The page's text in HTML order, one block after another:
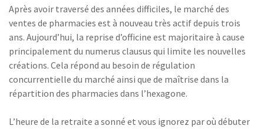
Après avoir traversé des années difficiles, le marché des
ventes de pharmacies est à nouveau très actif depuis trois
ans. Aujourd’hui, la reprise d’officine est majoritaire à cause
principalement du numerus clausus qui limite les nouvelles
créations. Cela répond au besoin de régulation
concurrentielle du marché ainsi que de maîtrise dans la
répartition des pharmacies dans l’hexagone.
L’heure de la retraite a sonné et vous ignorez par où débuter